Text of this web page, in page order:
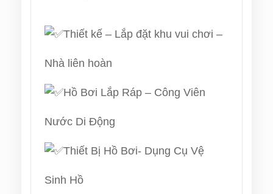
Thiết kế – Lắp đặt khu vui chơi –
Nhà liên hoàn
Hồ Bơi Lắp Ráp – Công Viên
Nước Di Động
Thiết Bị Hồ Bơi- Dụng Cụ Vệ
Sinh Hồ